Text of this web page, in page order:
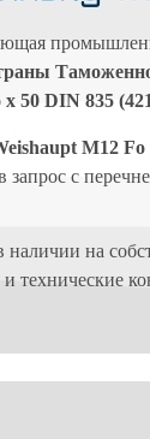
50 DIN 835
M12 Fo
с
на
и технические